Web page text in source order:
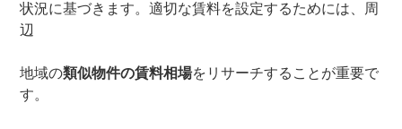
状況に基づきます。適切な賃料を設定するためには、周
辺
地域の類似物件の賃料相場をリサーチすることが重要で
す。